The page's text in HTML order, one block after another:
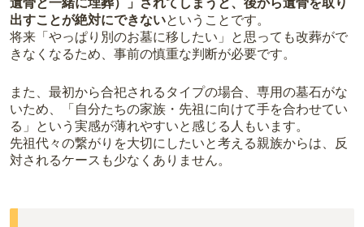
遺骨と一緒に埋葬）」されてしまうと、後から遺骨を取り
出すことが絶対にできないということです。
将来「やっぱり別のお墓に移したい」と思っても改葬がで
きなくなるため、事前の慎重な判断が必要です。
また、最初から合祀されるタイプの場合、専用の墓石がな
いため、「自分たちの家族・先祖に向けて手を合わせてい
る」という実感が薄れやすいと感じる人もいます。
先祖代々の繋がりを大切にしたいと考える親族からは、反
対されるケースも少なくありません。